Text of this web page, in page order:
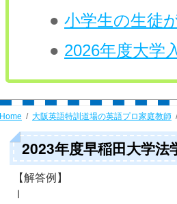
● 小学生の生徒
● 2026年度大学
Home 大阪英語特訓道場の英語プロ家庭教師
2023年度早稲田大学法
【解答例】
Ⅰ